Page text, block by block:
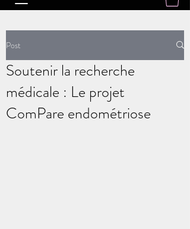
Post
Soutenir la recherche
médicale : Le projet
ComPare endométriose